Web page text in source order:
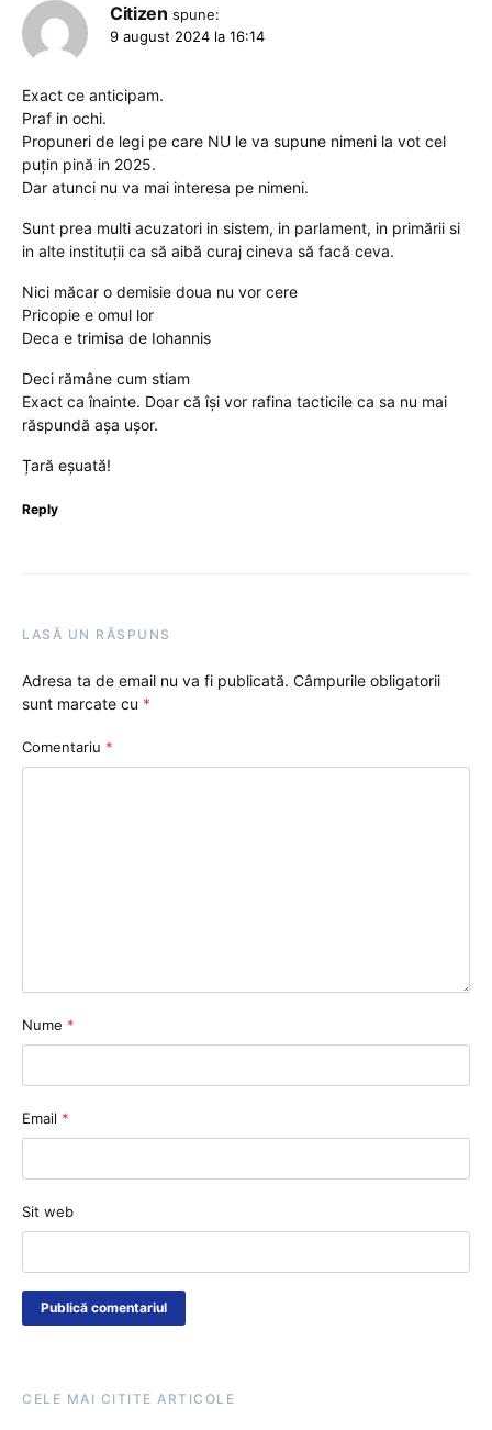
Citizen spune:
9 august 2024 la 16:14
Exact ce anticipam.
Praf in ochi.
Propuneri de legi pe care NU le va supune nimeni la vot cel
puțin pină in 2025.
Dar atunci nu va mai interesa pe nimeni.
Sunt prea multi acuzatori in sistem, in parlament, in primării si
in alte instituții ca să aibă curaj cineva să facă ceva.
Nici măcar o demisie doua nu vor cere
Pricopie e omul lor
Deca e trimisa de Iohannis
Deci rămâne cum stiam
Exact ca înainte. Doar că își vor rafina tacticile ca sa nu mai
răspundă așa ușor.
Țară eșuată!
Reply
LASĂ UN RĂSPUNS
Adresa ta de email nu va fi publicată. Câmpurile obligatorii
sunt marcate cu *
Comentariu *
Nume *
Email *
Sit web
CELE MAI CITITE ARTICOLE